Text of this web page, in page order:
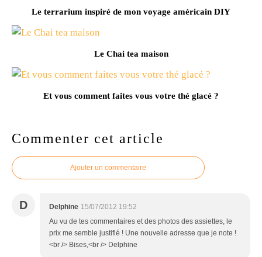
Le terrarium inspiré de mon voyage américain DIY
Le Chai tea maison
Et vous comment faites vous votre thé glacé ?
Commenter cet article
Ajouter un commentaire
D Delphine 15/07/2012 19:52
Au vu de tes commentaires et des photos des assiettes, le
prix me semble justifié ! Une nouvelle adresse que je note !
<br /> Bises,<br /> Delphine